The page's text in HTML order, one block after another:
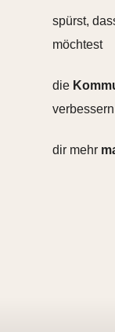
spürst,
möchtest
die
dir mehr